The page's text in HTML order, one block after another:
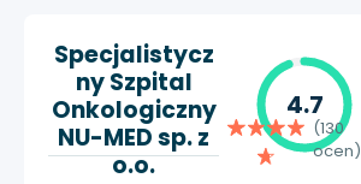
Specjalistycz
ny Szpital
Onkologiczny
NU-MED sp. z
o.o.
4.7
(130
ocen)